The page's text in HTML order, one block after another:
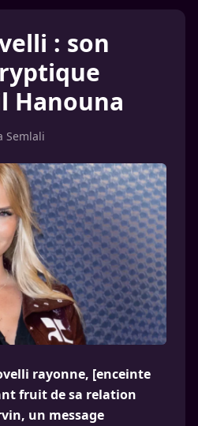
: son
Hanouna
Semlali
rayonne, [enceinte
fruit de sa relation
un message